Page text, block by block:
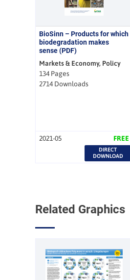
BioSinn – Products for which
biodegradation makes
sense (PDF)
Markets & Economy, Policy
134 Pages
2714 Downloads
2021-05 FREE
DIRECT
DOWNLOAD
Related Graphics